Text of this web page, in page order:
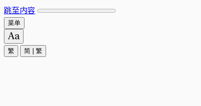
跳至内容
菜单
繁 简 繁